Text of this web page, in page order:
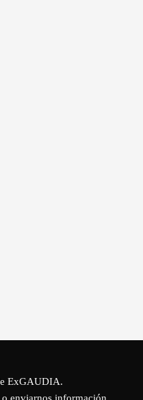
ExGAUDIA.
enviarnos información